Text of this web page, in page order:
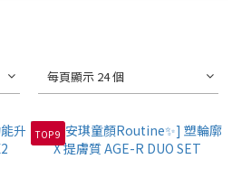
每頁顯示 24 個
TOP 9